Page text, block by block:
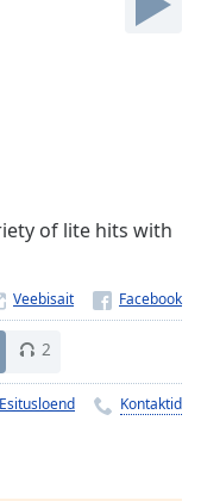
of lite hits with
Veebisait
2
Esitusloend Kontaktid